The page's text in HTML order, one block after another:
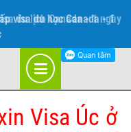
ÚC
Visa Úc ở
visa du học Canada - 1